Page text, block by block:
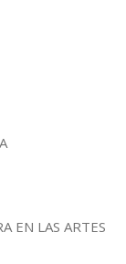
EN LAS ARTES